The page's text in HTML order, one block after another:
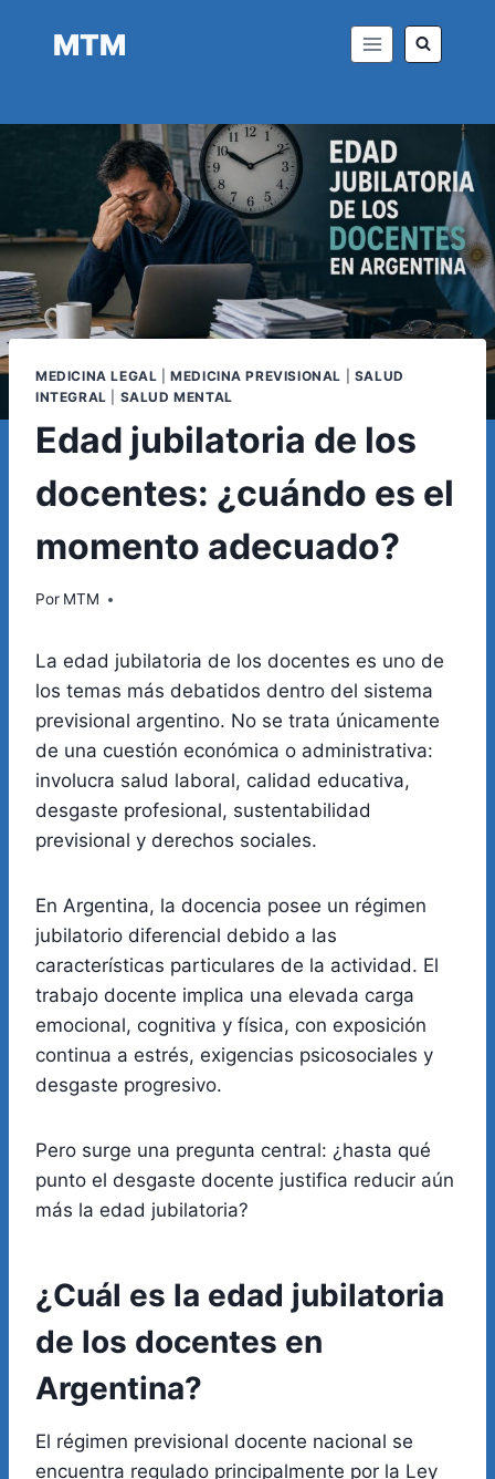
MTM
MEDICINA LEGAL |MEDICINA PREVISIONAL
SALUD
INTEGRAL
SALUD MENTAL
Edad jubilatoria de los
docentes: ¿cuándo es el
momento adecuado?
Por MTM
La edad jubilatoria de los docentes es uno de
los temas más debatidos dentro del sistema
previsional argentino. No se trata únicamente
de una cuestión económica o administrativa:
involucra salud laboral, calidad educativa,
desgaste profesional, sustentabilidad
previsional y derechos sociales.
En Argentina, la docencia posee un régimen
jubilatorio diferencial debido a las
características particulares de la actividad. El
trabajo docente implica una elevada carga
emocional, cognitiva y física, con exposición
continua a estrés, exigencias psicosociales y
desgaste progresivo.
Pero surge una pregunta central: ¿hasta qué
punto el desgaste docente justifica reducir aún
más la edad jubilatoria?
¿Cuál es la edad jubilatoria
de los docentes en
Argentina?
El régimen previsional docente nacional se
encuentra regulado principalmente por la Ley